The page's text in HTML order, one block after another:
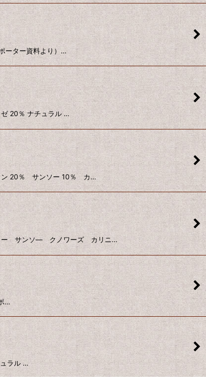
ーター資料より）…
20％ ナチュラル …
ン 20％ サンソー 10％ カ…
ラー サンソ― クノワーズ カリニ…
…
ラル …